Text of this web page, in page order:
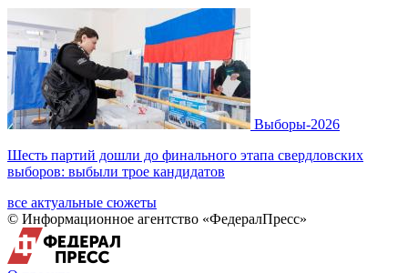
Выборы-2026
Шесть партий дошли до финального этапа свердловских
выборов: выбыли трое кандидатов
все актуальные сюжеты
© Информационное агентство «ФедералПресс»